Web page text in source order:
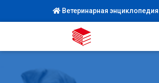
Ветеринарная энциклопедия